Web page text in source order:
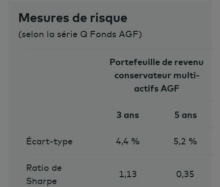
Mesures de risque
(selon la série Q Fonds AGF)
Portefeuille de revenu
conservateur multi-
actifs AGF
3 ans 5 ans
Écart-type 4,4 % 5,2 %
Ratio de
Sharpe
1,13 0,35